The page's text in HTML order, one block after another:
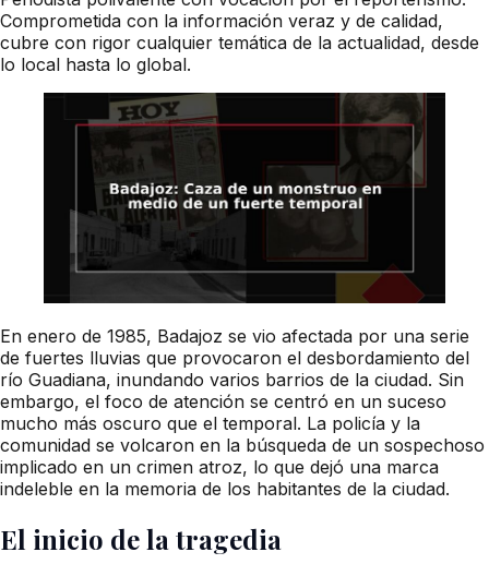
Comprometida con la información veraz y de calidad,
cubre con rigor cualquier temática de la actualidad, desde
lo local hasta lo global.
En enero de 1985, Badajoz se vio afectada por una serie
de fuertes lluvias que provocaron el desbordamiento del
río Guadiana, inundando varios barrios de la ciudad. Sin
embargo, el foco de atención se centró en un suceso
mucho más oscuro que el temporal. La policía y la
comunidad se volcaron en la búsqueda de un sospechoso
implicado en un crimen atroz, lo que dejó una marca
indeleble en la memoria de los habitantes de la ciudad.
El inicio de la tragedia